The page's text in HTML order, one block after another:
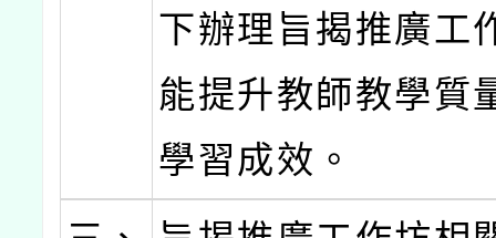
下辦理旨揭推廣工
能提升教師教學質
學習成效。